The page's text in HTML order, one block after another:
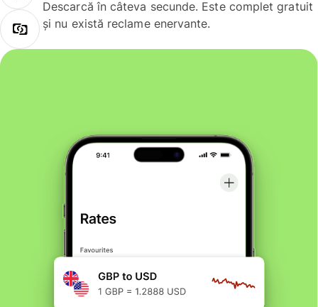
Descarcă în câteva secunde. Este complet gratuit
și nu există reclame enervante.